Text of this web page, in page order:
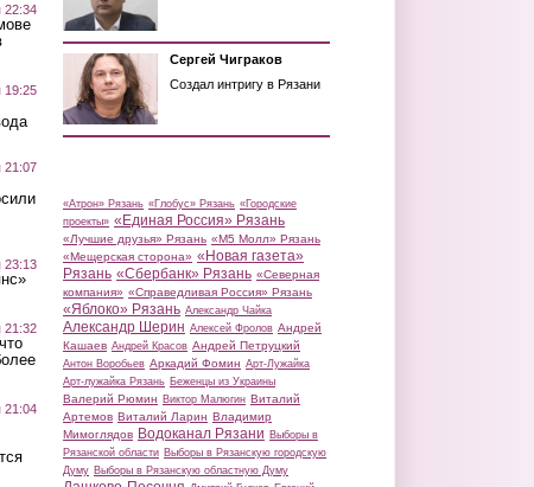
22:34
19:25
21:07
23:13
21:32
21:04
Сергей Чиграков
Создал интригу в Рязани
«Атрон» Рязань «Глобус» Рязань «Городские
проекты» «Единая Россия» Рязань
«Лучшие друзья» Рязань «М5 Молл» Рязань
«Мещерская сторона» «Новая газета»
Рязань «Сбербанк» Рязань «Северная
компания» «Справедливая Россия» Рязань
«Яблоко» Рязань Александр Чайка
Александр Шерин Алексей Фролов Андрей
Кашаев Андрей Красов Андрей Петруцкий
Антон Воробьев Аркадий Фомин Арт-Лужайка
Арт-лужайка Рязань Беженцы из Украины
Валерий Рюмин Виктор Малюгин Виталий
Артемов Виталий Ларин Владимир
Мимоглядов Водоканал Рязани Выборы в
Рязанской области Выборы в Рязанскую городскую
Думу Выборы в Рязанскую областную Думу